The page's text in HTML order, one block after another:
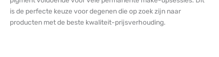
is de perfecte keuze voor degenen die op zoek zijn naar
producten met de beste kwaliteit-prijsverhouding.